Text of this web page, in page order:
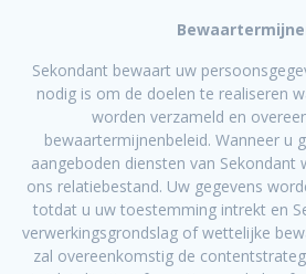
Sekondant bewaart uw
nodig is om de doelen te realiseren
worden verzameld en
bewaartermijnenbeleid. Wanneer u
aangeboden diensten van
ons relatiebestand. Uw gegevens
totdat u uw toestemming intrekt en
verwerkingsgrondslag of wettelijke
zal overeenkomstig de